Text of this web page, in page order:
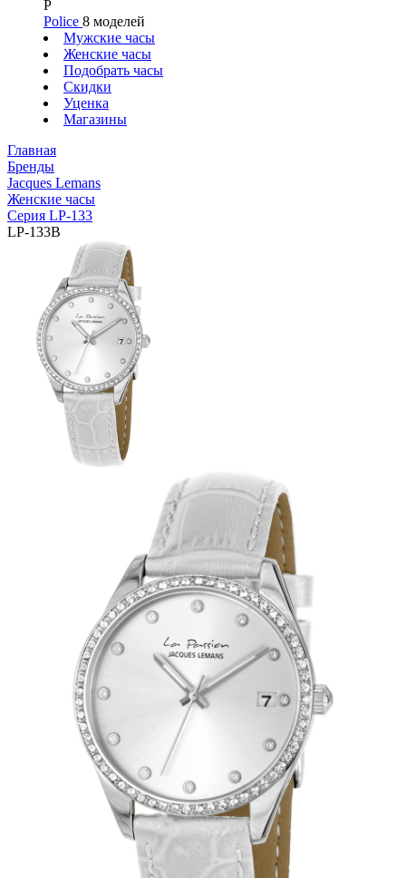
P
Police 8 моделей
Мужские часы
Женские часы
Подобрать часы
Скидки
Уценка
Магазины
Главная
Бренды
Jacques Lemans
Женские часы
Серия LP-133
LP-133B